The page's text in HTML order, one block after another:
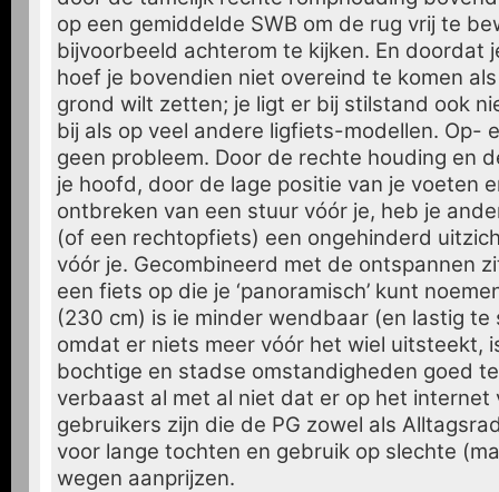
op een gemiddelde SWB om de rug vrij te
bijvoorbeeld achterom te kijken. En doordat
hoef je bovendien niet overeind te komen
grond wilt zetten; je ligt er bij stilstand ook
bij als op veel andere ligfiets-modellen. Op-
geen probleem. Door de rechte houding en
je hoofd, door de lage positie van je voeten
ontbreken van een stuur vóór je, heb je
(of een rechtopfiets) een ongehinderd
vóór je. Gecombineerd met de ontspannen
een fiets op die je ‘panoramisch’ kunt
(230 cm) is ie minder wendbaar (en lastig te
omdat er niets meer vóór het wiel uitsteekt,
bochtige en stadse omstandigheden goed
verbaast al met al niet dat er op het internet
gebruikers zijn die de PG zowel als
voor lange tochten en gebruik op slechte
wegen aanprijzen.